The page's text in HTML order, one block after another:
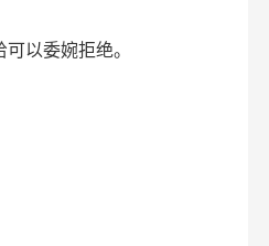
以委婉拒绝。